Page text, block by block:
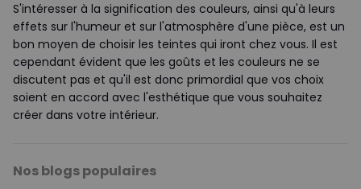
S'intéresser à la signification des couleurs, ainsi qu'à leurs
effets sur l'humeur et sur l'atmosphère d'une pièce, est un
bon moyen de choisir les teintes qui iront chez vous. Il est
cependant évident que les goûts et les couleurs ne se
discutent pas et qu'il est donc primordial que vos choix
soient en accord avec l'esthétique que vous souhaitez
créer dans votre intérieur.
Nos blogs populaires